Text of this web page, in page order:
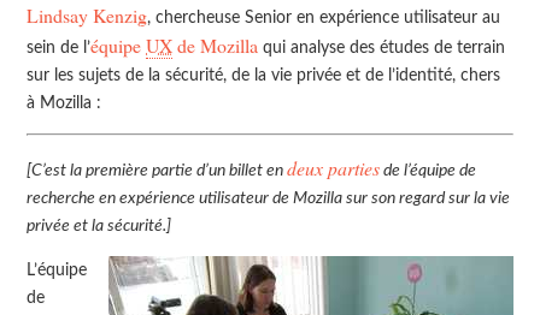
Lindsay Kenzig, chercheuse Senior en expérience utilisateur au
sein de l’équipeUXde Mozilla qui analyse des études de terrain
sur les sujets de la sécurité, de la vie privée et de l’identité, chers
à Mozilla :
[C’est la première partie d’un billet endeux parties de l’équipe de
recherche en expérience utilisateur de Mozilla sur son regard sur la vie
privée et la sécurité.]
L’équipe
de